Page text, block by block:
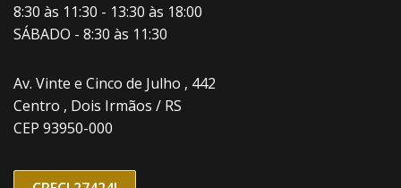
8:30 às 11:30 - 13:30 às 18:00
SÁBADO - 8:30 às 11:30
Av. Vinte e Cinco de Julho , 442
Centro , Dois Irmãos / RS
CEP 93950-000